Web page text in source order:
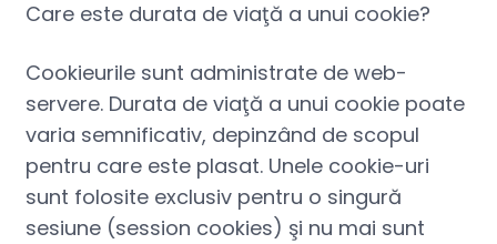
Care este durata de viaţă a unui cookie?
Cookieurile sunt administrate de web-
servere. Durata de viaţă a unui cookie poate
varia semnificativ, depinzând de scopul
pentru care este plasat. Unele cookie-uri
sunt folosite exclusiv pentru o singură
sesiune (session cookies) şi nu mai sunt